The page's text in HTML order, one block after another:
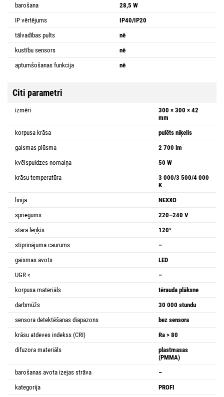
barošana
28,5 W
IP vērtējums
IP40/IP20
tālvadības pults
nē
kustību sensors
nē
aptumšošanas funkcija
nē
Citi parametri
izmēri
300 × 300 × 42
mm
korpusa krāsa
pulēts niķelis
gaismas plūsma
2 700 lm
kvēlspuldzes nomaiņa
50 W
krāsu temperatūra
3 000/3 500/4 000
K
līnija
NEXXO
spriegums
220–240 V
stara leņķis
120°
stiprinājuma caurums
–
gaismas avots
LED
UGR <
–
korpusa materiāls
tērauda plāksne
darbmūžs
30 000 stundu
sensora detektēšanas diapazons
bez sensora
krāsu atdeves indekss (CRI)
Ra > 80
difuzora materiāls
plastmasas
(PMMA)
barošanas avota izejas strāva
–
kategorija
PROFI